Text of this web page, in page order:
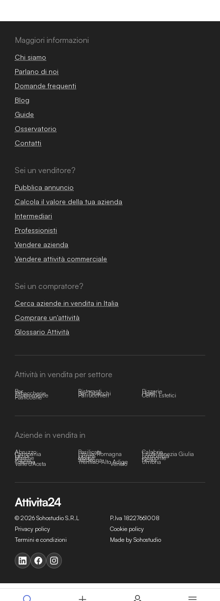
Maggiori informazioni
Chi siamo
Parlano di noi
Domande frequenti
Blog
Guide
Osservatorio
Contatti
Sei un venditore?
Pubblica annuncio
Calcola il valore della tua azienda
Intermediari
Professionisti
Vendere azienda
Vendere attività commerciale
Sei un compratore?
Cerca aziende in vendita in Italia
Comprare un'attività
Glossario Attività
Attività in vendita per settore
Bar Ristoranti Pizzerie
Tabaccherie Bar Tabacchi Hotel
E-commerce Parrucchieri Centri Estetici
Pasticcerie
Aziende in vendita in
Abruzzo Basilicata Calabria
Campania Emilia-Romagna Friuli-Venezia Giulia
Lazio Liguria Lombardia
Marche Molise Piemonte
Puglia Sardegna Sicilia
Toscana Trentino-Alto Adige Umbria
Valle d'Aosta Veneto
© 2026 Sohostudio S.R.L
P.Iva 18227661008
Privacy policy
Cookie policy
Termini e condizioni
Made by Sohostudio